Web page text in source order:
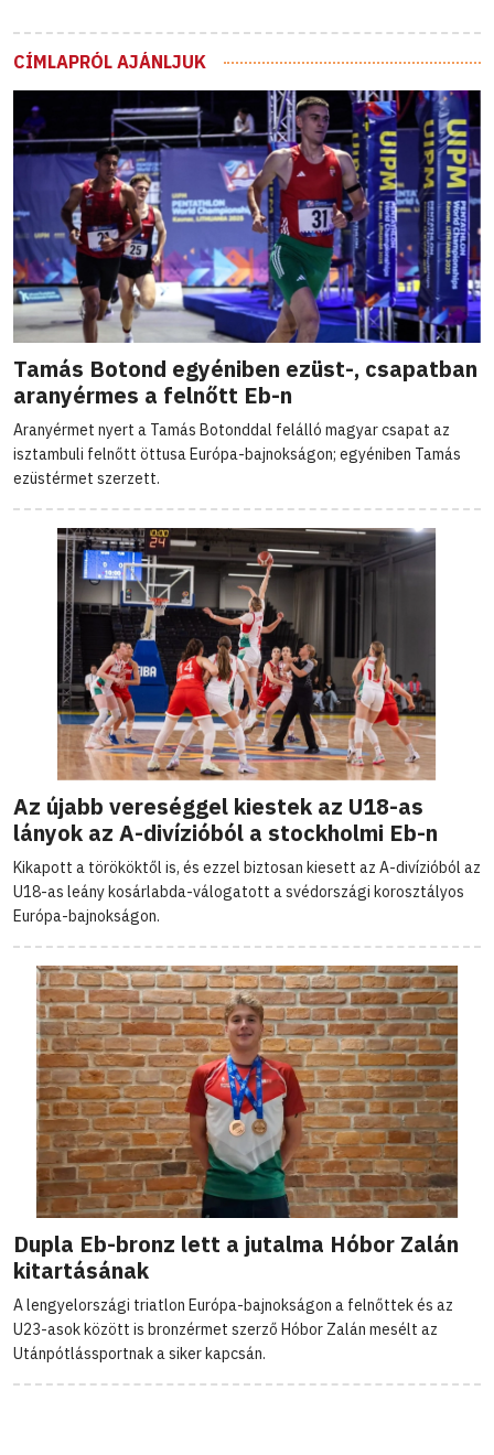
CÍMLAPRÓL AJÁNLJUK
Tamás Botond egyéniben ezüst-, csapatban
aranyérmes a felnőtt Eb-n
Aranyérmet nyert a Tamás Botonddal felálló magyar csapat az
isztambuli felnőtt öttusa Európa-bajnokságon; egyéniben Tamás
ezüstérmet szerzett.
Az újabb vereséggel kiestek az U18-as
lányok az A-divízióból a stockholmi Eb-n
Kikapott a törököktől is, és ezzel biztosan kiesett az A-divízióból az
U18-as leány kosárlabda-válogatott a svédországi korosztályos
Európa-bajnokságon.
Dupla Eb-bronz lett a jutalma Hóbor Zalán
kitartásának
A lengyelországi triatlon Európa-bajnokságon a felnőttek és az
U23-asok között is bronzérmet szerző Hóbor Zalán mesélt az
Utánpótlássportnak a siker kapcsán.